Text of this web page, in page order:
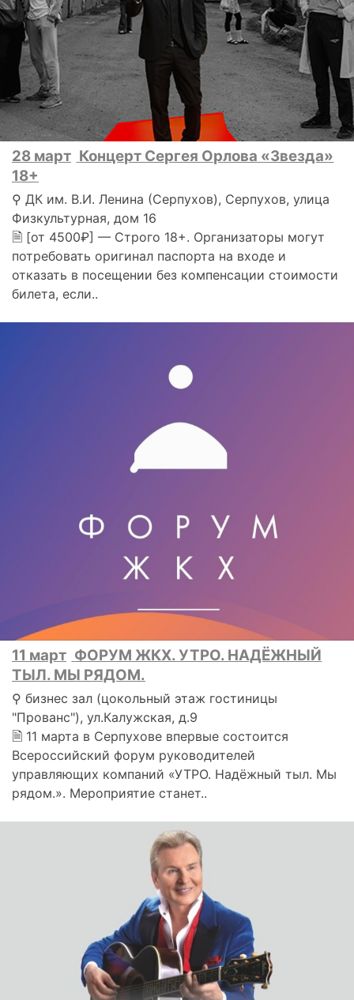
28 март Концерт Сергея Орлова «Звезда»
18+
⚲ ДК им. В.И. Ленина (Серпухов), Серпухов, улица
Физкультурная, дом 16
🗎 [от 4500₽] — Строго 18+. Организаторы могут
потребовать оригинал паспорта на входе и
отказать в посещении без компенсации стоимости
билета, если..
11 март ФОРУМ ЖКХ. УТРО. НАДЁЖНЫЙ
ТЫЛ. МЫ РЯДОМ.
⚲ бизнес зал (цокольный этаж гостиницы
"Прованс"), ул.Калужская, д.9
🗎 11 марта в Серпухове впервые состоится
Всероссийский форум руководителей
управляющих компаний «УТРО. Надёжный тыл. Мы
рядом.». Мероприятие станет..